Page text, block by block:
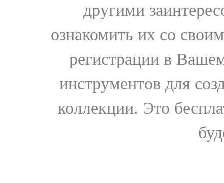
другими
ознакомить их со
регистрации в
инструментов для
коллекции. Это